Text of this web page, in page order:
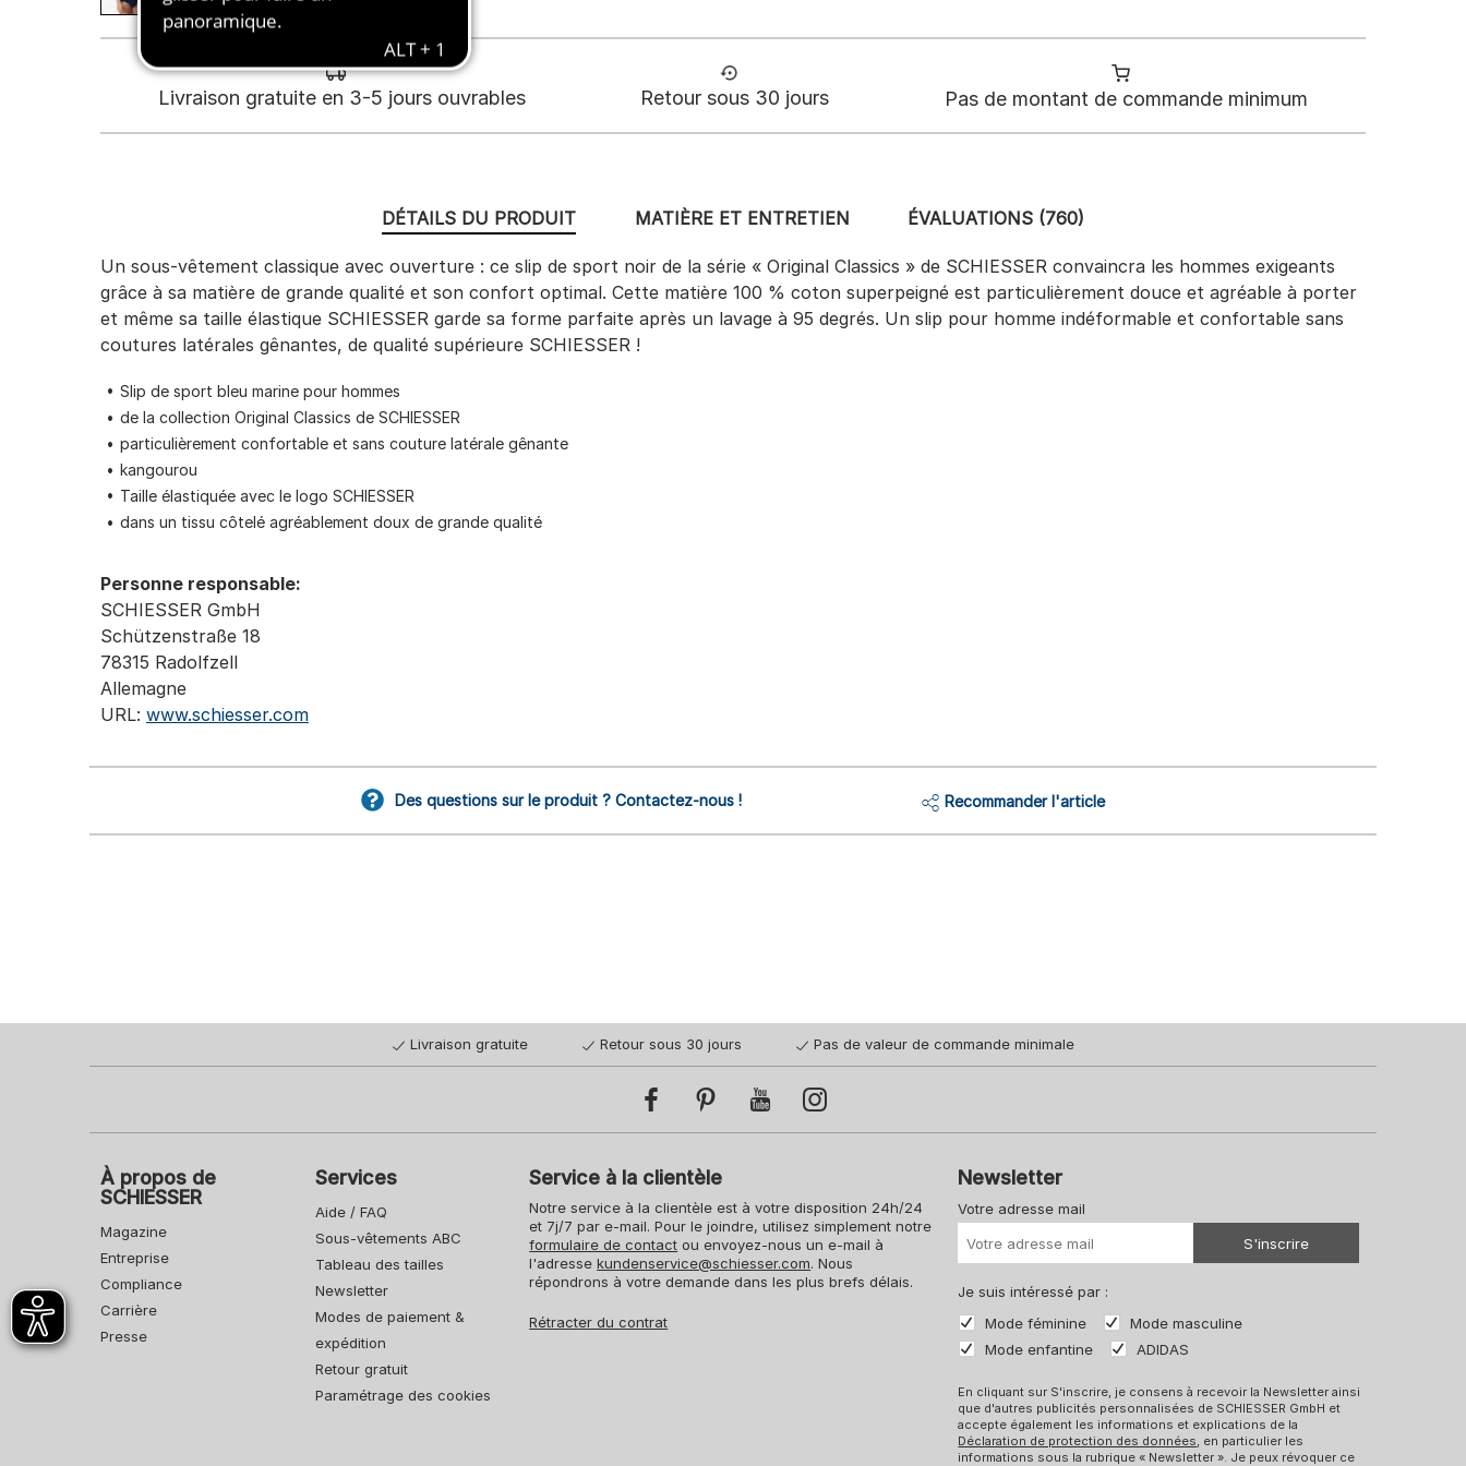
Livraison gratuite en 3-5 jours ouvrables Retour sous 30 jours Pas de montant de commande minimum
DÉTAILS DU PRODUIT
Un sous-vêtement classique avec ouverture : ce slip de sport noir de la série « Original Classics » de SCHIESSER convaincra les hommes exigeants
grâce à sa matière de grande qualité et son confort optimal. Cette matière 100 % coton superpeigné est particulièrement douce et agréable à porter
et même sa taille élastique SCHIESSER garde sa forme parfaite après un lavage à 95 degrés. Un slip pour homme indéformable et confortable sans
coutures latérales gênantes, de qualité supérieure SCHIESSER !
Slip de sport bleu marine pour hommes
de la collection Original Classics de SCHIESSER
particulièrement confortable et sans couture latérale gênante
kangourou
Taille élastiquée avec le logo SCHIESSER
dans un tissu côtelé agréablement doux de grande qualité
Personne responsable:
SCHIESSER GmbH
Schützenstraße 18
78315 Radolfzell
Allemagne
URL: www.schiesser.com
MATIÈRE ET ENTRETIEN ÉVALUATIONS (760)
Des questions sur le produit ? Contactez-nous ! Recommander l'article
Livraison gratuite Retour sous 30 jours Pas de valeur de commande minimale
À propos de
SCHIESSER
Magazine
Entreprise
Compliance
Carrière
Presse
Services
Aide / FAQ
Sous-vêtements ABC
Tableau des tailles
Newsletter
Modes de paiement &
expédition
Retour gratuit
Paramétrage des cookies
Service à la clientèle
Notre service à la clientèle est à votre disposition 24h/24
et 7j/7 par e-mail. Pour le joindre, utilisez simplement notre
formulaire de contact ou envoyez-nous un e-mail à
l'adressekundenservice@schiesser.com. Nous
répondrons à votre demande dans les plus brefs délais.
Rétracter du contrat
Newsletter
Votre adresse mail
S'inscrire
Je suis intéressé par :
Mode féminine
Mode masculine
Mode enfantine
ADIDAS
En cliquant sur S'inscrire, je consens à recevoir la Newsletter ainsi
que d'autres publicités personnalisées de SCHIESSER GmbH et
accepte également les informations et explications de la
Déclaration de protection des données, en particulier les
informations sous la rubrique « Newsletter ». Je peux révoquer ce